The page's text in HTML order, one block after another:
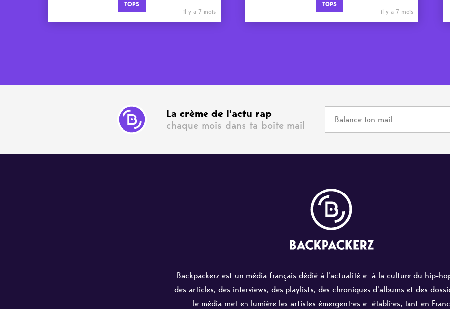
TOPS
il y a 7 mois
TOPS
il y a 7 mois
La crème de l'actu rap
chaque mois dans ta boite mail
Backpackerz est un média français dédié à l'actualité et à la culture du hip-
des articles, des interviews, des playlists, des chroniques d'albums et des
le média met en lumière les artistes émergent·es et établi·es, tant en